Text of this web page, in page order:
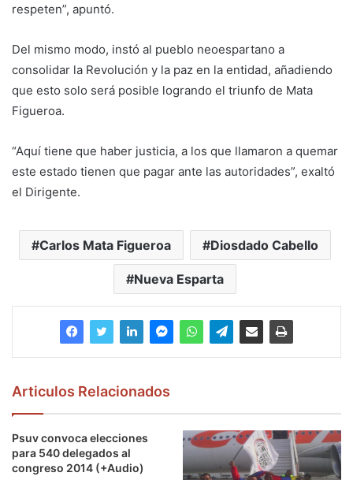
respeten”, apuntó.
Del mismo modo, instó al pueblo neoespartano a
consolidar la Revolución y la paz en la entidad, añadiendo
que esto solo será posible logrando el triunfo de Mata
Figueroa.
“Aquí tiene que haber justicia, a los que llamaron a quemar
este estado tienen que pagar ante las autoridades”, exaltó
el Dirigente.
Carlos Mata Figueroa Diosdado Cabello
Nueva Esparta
Articulos Relacionados
Psuv convoca elecciones
para 540 delegados al
congreso 2014 (+Audio)